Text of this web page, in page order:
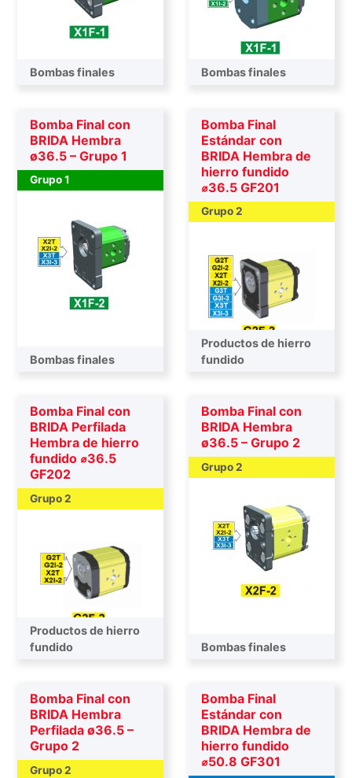
Bombas finales Bombas finales
Bomba Final con
BRIDA Hembra
ø36.5 – Grupo 1
Grupo 1
Bombas finales
Bomba Final
Estándar con
BRIDA Hembra de
hierro fundido
⌀36.5 GF201
Grupo 2
Bombas finales
Productos de hierro
fundido
Bomba Final con
BRIDA Perfilada
Hembra de hierro
fundido ⌀36.5
GF202
Grupo 2
Bombas finales
Productos de hierro
fundido
Bomba Final con
BRIDA Hembra
ø36.5 – Grupo 2
Grupo 2
Bombas finales
Bomba Final con
BRIDA Hembra
Perfilada ø36.5 –
Grupo 2
Grupo 2
Bomba Final
Estándar con
BRIDA Hembra de
hierro fundido
⌀50.8 GF301